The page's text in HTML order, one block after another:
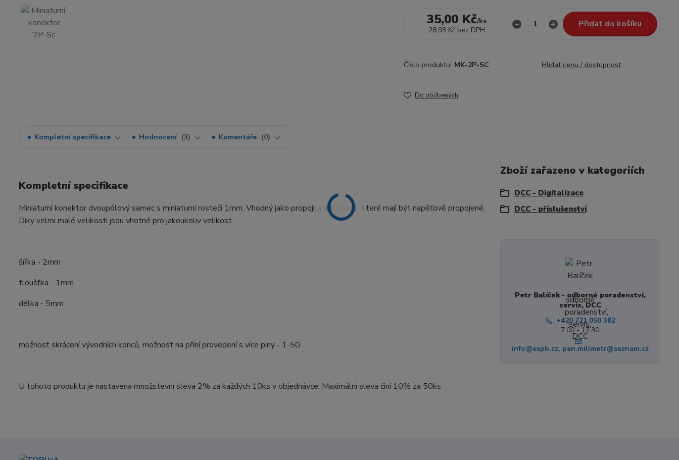
35,00 Kč/ks
28,93 Kč bez DPH
Přidat do košíku
Číslo produktu: MK-2P-SC Hlídat cenu / dostupnost
Do oblíbených
Kompletní specifikace Hodnocení 3 Komentáře 0
Kompletní specifikace
Miniaturní konektor dvoupólový samec s miniaturní rostečí 1mm. Vhodný jako propojka mezi vozy, které mají být napěťově propojené.
Diky velmi malé velikosti jsou vhotné pro jakoukoliv velikost.
šířka - 2mm
tloušťka - 1mm
délka - 5mm
možnost skrácení vývodních konců, možnost na příní provedení s více piny - 1-50.
U tohoto produktu je nastavena množstevní sleva 2% za každých 10ks v objednávce. Maximální sleva činí 10% za 50ks
Zboží zařazeno v kategoriích
DCC - Digitalizace
DCC - příslušenství
Petr Balíček - odborné poradenství,
servis, DCC
+420 721 050 382
7:00 - 17:30
info@espb.cz, pan.milimetr@seznam.cz